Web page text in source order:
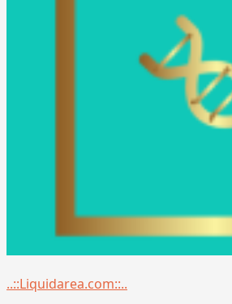
Menu
..::Liquidarea.com::..